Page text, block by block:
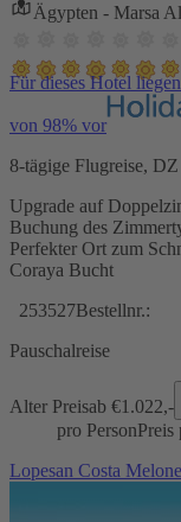
Ägypten - Marsa
Für dieses Hotel
von 98% vor
8-tägige Flugreise,
Upgrade auf
Buchung des
Perfekter Ort zum
Coraya Bucht
253527Bestellnr.:
Pauschalreise
Alter Preisab €1.022,-
pro PersonPreis
Lopesan Costa